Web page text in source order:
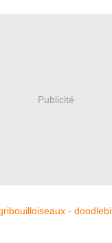
Publicité